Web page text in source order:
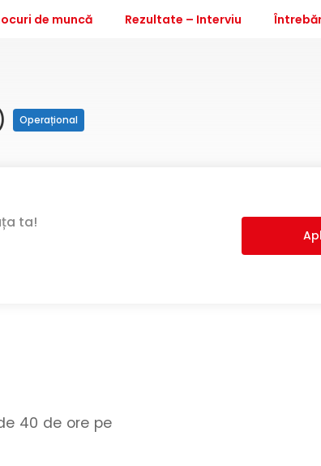
de muncă Rezultate – Interviu
Operațional
ta!
40 de ore pe